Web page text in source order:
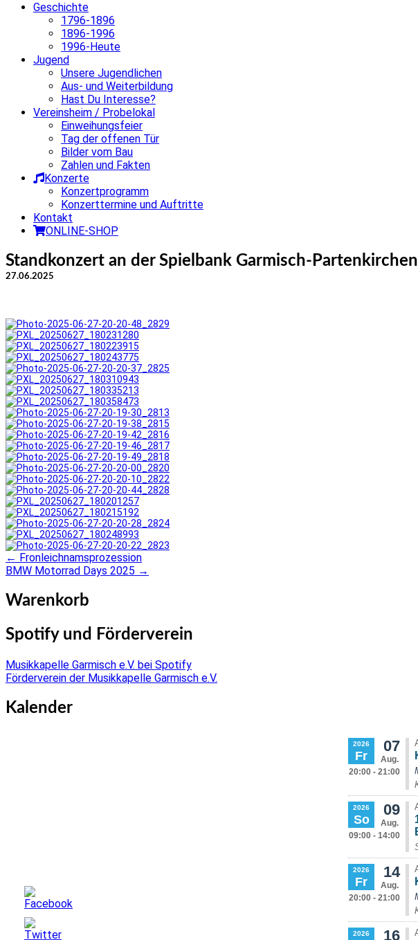
Geschichte
1796-1896
1896-1996
1996-Heute
Jugend
Unsere Jugendlichen
Aus- und Weiterbildung
Hast Du Interesse?
Vereinsheim / Probelokal
Einweihungsfeier
Tag der offenen Tür
Bilder vom Bau
Zahlen und Fakten
Konzerte
Konzertprogramm
Konzerttermine und Auftritte
Kontakt
ONLINE-SHOP
Standkonzert an der Spielbank Garmisch-Partenkirchen
27.06.2025
Post
navigation
← Fronleichnamsprozession
BMW Motorrad Days 2025 →
Warenkorb
Spotify und Förderverein
Musikkapelle Garmisch e.V. bei Spotify
Förderverein der Musikkapelle Garmisch e.V.
Kalender